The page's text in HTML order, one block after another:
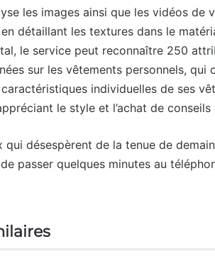
les images ainsi que les vidéos
détaillant les textures dans le
le service peut reconnaître 250
sur les vêtements personnels, qui
individuelles de ses
le style et l’achat de
qui désespèrent de la tenue de
passer quelques minutes au